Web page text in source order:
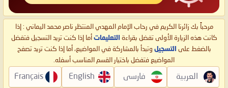
مرحباً بك زائرنا الكريم في رحاب الإمام المهدي المنتظر ناصر محمد اليماني : إذا
كانت هذه الزيارة الأولى تفضل بقراءة التعليمات أما إذا كنت تريد التسجيل فتفضل
بالضغط على التسجيل وتبدأ بالمشاركة في المواضيع، أما إذا كنت تريد تصفح
المواضيع فتفضل باختيار القسم المناسب أسفله.
العربية فارسی English
Français